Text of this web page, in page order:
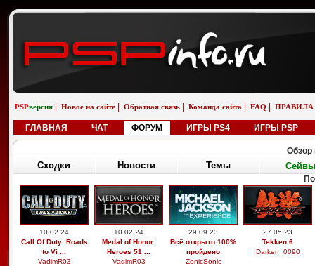
PSPверсия Новое на сайте Обратная связь Команда сайта FAQ ПРАВИЛА
ГЛАВНАЯ ЧАТ ФОРУМ ИГРЫ PS4 ИГРЫ PSP
Обзор
Сходки Новости Темы Сейвы
10.02.24
Call Of Duty: Roads
to Vi ...
VadimR03
10.02.24
Medal of Honor:
Heroes 51 ...
VadimR03
29.09.23
Всё открыто 100%
пройдено
ZonicSonic
27.05.23
Tekken 6
Darken_0090